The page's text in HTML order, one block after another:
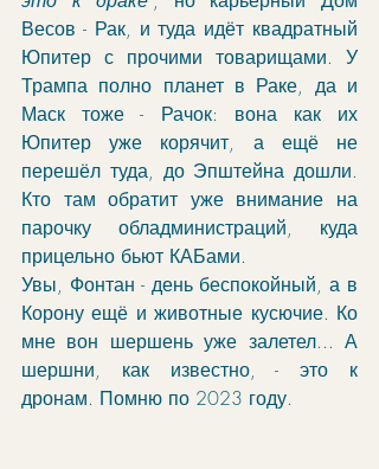
Весов - Рак, и туда идёт квадратный
Юпитер с прочими товарищами. У
Трампа полно планет в Раке, да и
Маск тоже - Рачок: вона как их
Юпитер уже корячит, а ещё не
перешёл туда, до Эпштейна дошли.
Кто там обратит уже внимание на
парочку обладминистраций, куда
прицельно бьют КАБами.
Увы, Фонтан - день беспокойный, а в
Корону ещё и животные кусючие. Ко
мне вон шершень уже залетел... А
шершни, как известно, - это к
дронам. Помню по 2023 году.